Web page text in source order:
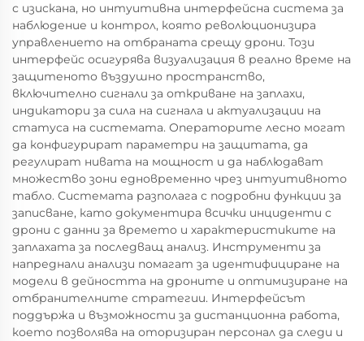
с изискана, но интуитивна интерфейсна система за
наблюдение и контрол, която революционизира
управлението на отбраната срещу дрони. Този
интерфейс осигурява визуализация в реално време на
защитеното въздушно пространство,
включително сигнали за откриване на заплахи,
индикатори за сила на сигнала и актуализации на
статуса на системата. Операторите лесно могат
да конфигурират параметри на защитата, да
регулират нивата на мощност и да наблюдават
множество зони едновременно чрез интуитивното
табло. Системата разполага с подробни функции за
записване, като документира всички инциденти с
дрони с данни за времето и характеристиките на
заплахата за последващ анализ. Инструменти за
напреднали анализи помагат за идентифициране на
модели в дейността на дроните и оптимизиране на
отбранителните стратегии. Интерфейсът
поддържа и възможности за дистанционна работа,
което позволява на оторизиран персонал да следи и